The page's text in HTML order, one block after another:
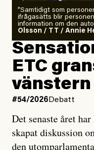
”Samtidigt som
ifrågasätts blir
information om den
Olsson / TT / Annie
ETC
vänstern
#54/2026 Debatt
Det senaste året
skapat diskussion
den